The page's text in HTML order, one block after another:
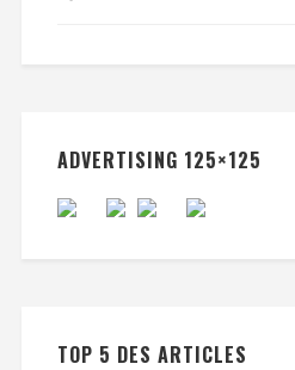
ADVERTISING 125×125
TOP 5 DES ARTICLES